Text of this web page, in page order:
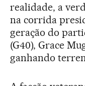
realidade, a
na corrida
geração do
(G40), Grace
ganhando